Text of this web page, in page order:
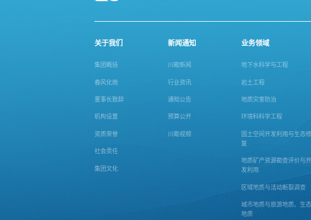
关于我们
集团概括
春风化雨
董事长致辞
机构设置
资质荣誉
社会责任
集团文化
新闻通知
川勘新闻
行业资讯
通知公告
预算公开
川勘视频
业务领域
地下水科学与工程
岩土工程
地质灾害防治
环境科科学工程
国土空间开发利用与生态修
复
地质矿产资源勘查评价与开
发利用
区域地质与活动断裂调查
城市地质与旅游地质、生态
地质